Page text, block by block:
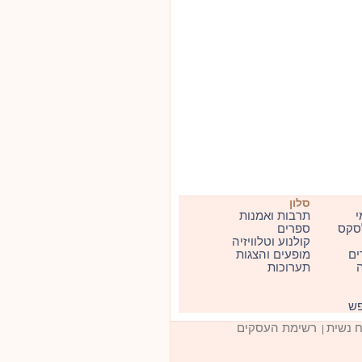
סלון
תרבות ואמנות
ספרים
קולנוע וטלוויזיה
מופעים והצגות
תערוכות
נשית רשימת העסקים